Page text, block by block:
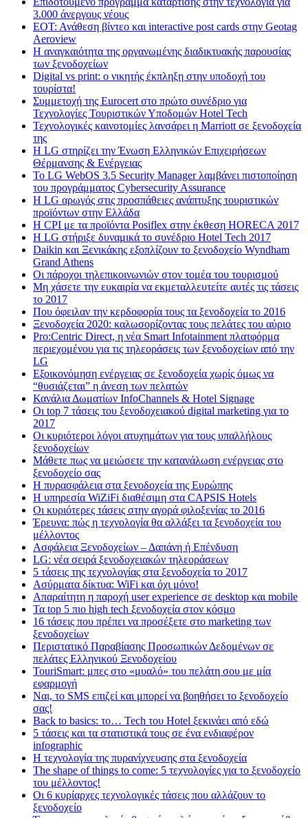
3.000 άνεργους νέους
ΕΟΤ: Ανάθεση βίντεο και interactive post cards στην Geotag
Aeroview
Η αναγκαιότητα της οργανωμένης διαδικτυακής παρουσίας
των ξενοδοχείων
Digital vs print: ο νικητής έκπληξη στην υποδοχή του
τουρίστα!
Συμμετοχή της Eurocert στο πρώτο συνέδριο για
Τεχνολογίες Τουριστικών Υποδομών Hotel Tech
Τεχνολογικές καινοτομίες λανσάρει η Marriott σε ξενοδοχεία
της
H LG στηρίζει την Ένωση Ελληνικών Επιχειρήσεων
Θέρμανσης & Ενέργειας
Το LG WebOS 3.5 Security Manager λαμβάνει πιστοποίηση
του προγράμματος Cybersecurity Assurance
Η LG αρωγός στις προσπάθειες ανάπτυξης τουριστικών
προϊόντων στην Ελλάδα
Η CPI με τα προϊόντα Posiflex στην έκθεση HORECA 2017
H LG στήριξε δυναμικά το συνέδριο Hotel Tech 2017
Daikin και Ξενικάκης εξοπλίζουν το ξενοδοχείο Wyndham
Grand Athens
Οι πάροχοι τηλεπικοινωνιών στον τομέα του τουρισμού
Μη χάσετε την ευκαιρία να εκμεταλλευτείτε αυτές τις τάσεις
το 2017
Που όφειλαν την κερδοφορία τους τα ξενοδοχεία το 2016
Ξενοδοχεία 2020: καλωσορίζοντας τους πελάτες του αύριο
Pro:Centric Direct, η νέα Smart Infotainment πλατφόρμα
περιεχομένου για τις τηλεοράσεις των ξενοδοχείων από την
LG
Εξοικονόμηση ενέργειας σε ξενοδοχεία χωρίς όμως να
“θυσιάζεται” η άνεση των πελατών
Κανάλια Δωματίων InfoChannels & Hotel Signage
Οι top 7 τάσεις του ξενοδοχειακού digital marketing για το
2017
Οι κυριότεροι λόγοι ατυχημάτων για τους υπαλλήλους
ξενοδοχείων
Μάθετε πως να μειώσετε την κατανάλωση ενέργειας στο
ξενοδοχείο σας
Η πυρασφάλεια στα ξενοδοχεία της Ευρώπης
Η υπηρεσία WiZiFi διαθέσιμη στα CAPSIS Hotels
Οι κυριότερες τάσεις στην αγορά φιλοξενίας το 2016
Έρευνα: πώς η τεχνολογία θα αλλάξει τα ξενοδοχεία του
μέλλοντος
Ασφάλεια Ξενοδοχείων – Δαπάνη ή Επένδυση
LG: νέα σειρά ξενοδοχειακών τηλεοράσεων
5 τάσεις της τεχνολογίας στα ξενοδοχεία το 2017
Ασύρματα δίκτυα: WiFi και όχι μόνο!
Απαραίτητη η παροχή user experience σε desktop και mobile
Τα top 5 πιο high tech ξενοδοχεία στον κόσμο
16 τάσεις που πρέπει να προσέξετε στο marketing των
ξενοδοχείων
Περιστατικό Παραβίασης Προσωπικών Δεδομένων σε
πελάτες Ελληνικού Ξενοδοχείου
TouriSmart: μπες στο «μυαλό» του πελάτη σου με μία
εφαρμογή
Ναι, το SMS επιζεί και μπορεί να βοηθήσει το ξενοδοχείο
σας!
Back to basics: το… Tech του Hotel ξεκινάει από εδώ
5 τάσεις και τα στατιστικά τους σε ένα ενδιαφέρον
infographic
Η τεχνολογία της πυρανίχνευσης στα ξενοδοχεία
The shape of things to come: 5 τεχνολογίες για το ξενοδοχείο
του μέλλοντος!
Οι 6 κυρίαρχες τεχνολογικές τάσεις που αλλάζουν το
ξενοδοχείο